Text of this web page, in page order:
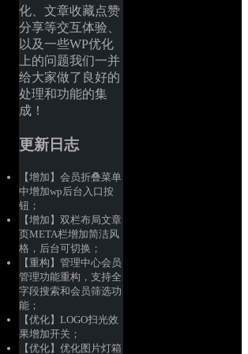
化、文章收藏点赞
分享等交互体验、
以及一些WP优化
上的问题我们一并
给大家做了良好的
处理和功能的集
成！
更新日志
【增加】会员折叠菜单
中增加wp后台入口按
钮；
【增加】双栏布局文章
页META栏增加简洁风
格，后台可切换；
【重构】管理中心会员
管理功能重构，支持全
字段搜索和会员筛选功
能；
【优化】LOGO扫光效
果增加开关；
【优化】优化图片灯箱